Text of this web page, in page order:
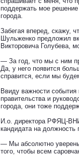
поддержать мое решение
города.
Забегая вперед, скажу,
Шульженко предложил
Викторовича Голубева,
— За год, что мы с ним
Да, у него появится
справится, если мы
Ввиду важности события
правительства и
города, они тоже
И.о. директора РФЯЦ-
кандидата на должность
— Мы абсолютно
того, чтобы всем